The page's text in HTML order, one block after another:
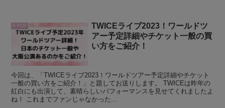
K-POP
TWICEライブ2023！ワールドツ
アー予定詳細やチケット一般の買
い方をご紹介！
今回は、「TWICEライブ2023！ワールドツアー予定詳細やチケット
一般の買い方をご紹介！」と題してお送りします。 TWICEは昨年の
紅白にも出演して、素晴らしいパフォーマンスを見せてくれましたよ
ね！ これまでファンじゃなかった...